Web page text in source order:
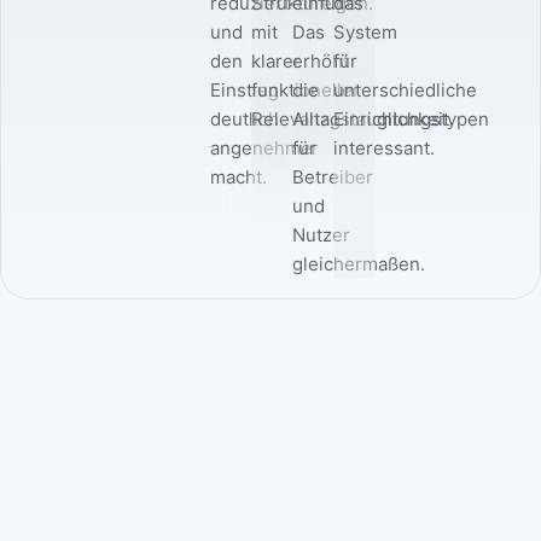
und
den
Einstieg
deutlich
angenehmer
macht.
mit
klarer
funktioneller
Relevanz.
Das
erhöht
die
Alltagstauglichkeit
für
Betreiber
und
Nutzer
gleichermaßen.
System
für
unterschiedliche
Einrichtungstypen
interessant.